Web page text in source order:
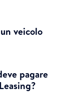
veicolo
pagare